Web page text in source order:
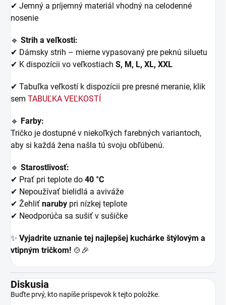
✔ Jemný a príjemný materiál vhodný na celodenné
nosenie
🔹 Strih a veľkosti:
✔ Dámsky strih – mierne vypasovaný pre peknú siluetu
✔ K dispozícii vo veľkostiach S, M, L, XL, XXL
✔ Tabuľka veľkostí k dispozícii pre presné meranie, klik
sem TABUĽKA VEĽKOSTÍ
🔹 Farby:
Tričko je dostupné v niekoľkých farebných variantoch,
aby si každá žena našla tú svoju obľúbenú.
🔹 Starostlivosť:
✔ Prať pri teplote do 40 °C
✔ Nepoužívať bielidlá a aviváže
✔ Žehliť naruby pri nízkej teplote
✔ Neodporúča sa sušiť v sušičke
✨ Vyjadrite uznanie tej najlepšej kuchárke štýlovým a
vtipným tričkom! 🍲🎉
Diskusia
Buďte prvý, kto napíše príspevok k tejto položke.